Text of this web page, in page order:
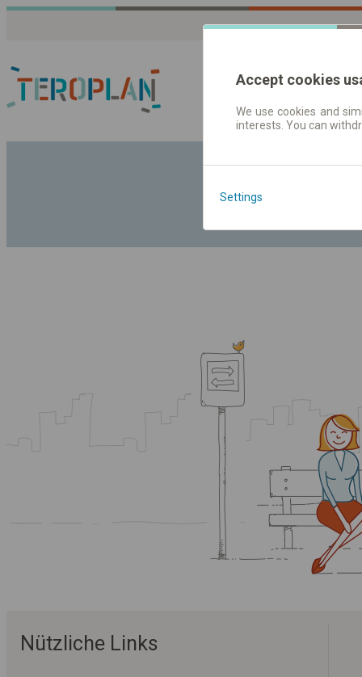
Fahrplandaten |
Nützliche Links
Accept cookies
We use cookies and
interests. You can
Settings